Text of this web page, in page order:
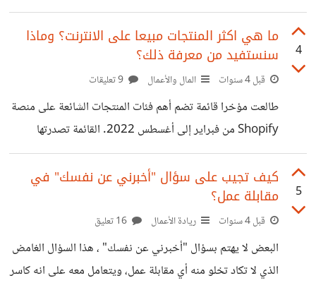
الدراسات قام بها علماء نفس وسلوك حول سبب فشل بعض
الأشخاص ونجاح آخرين. في إحدى الدراسات لعالمة النفس
الدكتورة كارول دويك من جامعة ستانفورد قامت بعمل تحدي
بين طلاب المدارس الثانوية بألغاز تراوحت بين السهل إلى
الصعب. والذي ادهش الباحثون ، هو تبنى بعض الطلاب للفشل
والتعامل معه على أنه تجربة تعليمية ، وكان هذا الموقف
4
ما هي اكثر المنتجات مبيعا على الانترنت؟ وماذا
سنستفيد من معرفة ذلك؟
قبل 4 سنوات المال والأعمال
طالعت مؤخرا قائمة تضم أهم فئات المنتجات الشائعة على منصة
Shopify من فبراير إلى أغسطس 2022. القائمة تصدرتها
ملحقات الادوات الكهربائية بنمو الطلب العالمي الأعلى وهو
23.418%، ووفقًا للبيانات الواردة فإن الكلمات الرئيسية تدور
accessories" بواقع 27100 عملية بحث شهريًا، وهذا يعني
أنها تجارة رائجة لمن يحب هذا النوع من المنتجات، يمكنه بيع
الملحقات لأي أدوات كهربائية والترويج لها على الانترنت مثل:
5
كيف تجيب على سؤال "أخبرني عن نفسك" في
مقابلة عمل؟
قبل 4 سنوات ريادة الأعمال
البعض لا يهتم بسؤال "أخبرني عن نفسك" ، هذا السؤال الغامض
الذي لا تكاد تخلو منه أي مقابلة عمل، ويتعامل معه على انه كاسر